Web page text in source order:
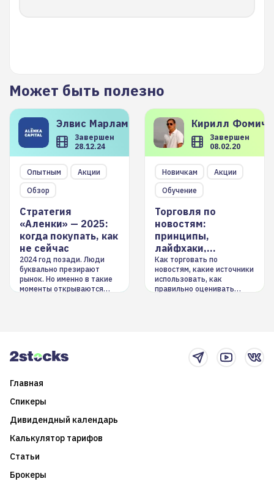
Может быть полезно
Элвис Марламов
Завершен
28.12.24
Опытным
Акции
Обзор
Стратегия
«Аленки» — 2025:
когда покупать, как
не сейчас
2024 год позади. Люди
буквально презирают
рынок. Но именно в такие
моменты открываются
Кирилл
Завершен
08.02.20
Новичкам
Акции
Обучение
Торговля по
новостям:
принципы,
лайфхаки,
инструменты
Как торговать по
новостям, какие источники
использовать, как
правильно оценивать
Главная
Спикеры
Дивидендный календарь
Калькулятор тарифов
Статьи
Брокеры